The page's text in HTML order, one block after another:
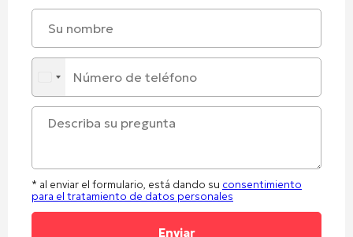
* al enviar el formulario, está dando su consentimiento
para el tratamiento de datos personales